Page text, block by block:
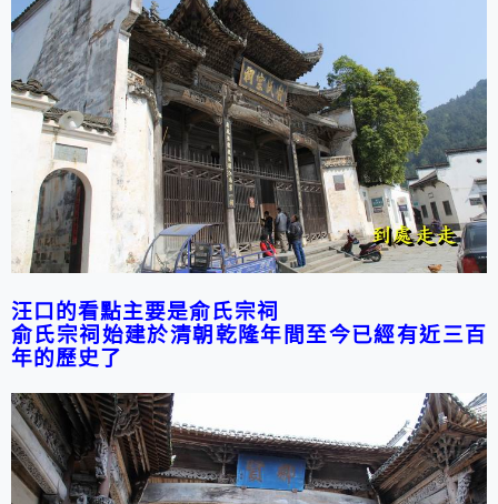
汪口的看點主要是俞氏宗祠
俞氏宗祠始建於清朝乾隆年間至今已經有近三百
年的歷史了